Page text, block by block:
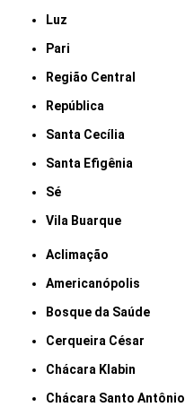
Luz
Pari
Região Central
República
Santa Cecília
Santa Efigênia
Sé
Vila Buarque
Aclimação
Americanópolis
Bosque da Saúde
Cerqueira César
Chácara Klabin
Chácara Santo Antônio